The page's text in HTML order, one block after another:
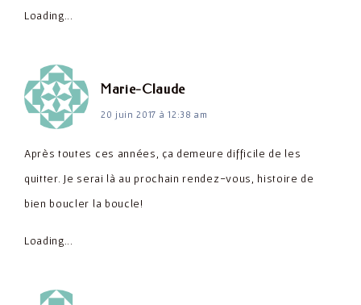
Loading...
Marie-Claudedit :
20 juin 2017 à 12:38 am
Après toutes ces années, ça demeure difficile de les
quitter. Je serai là au prochain rendez-vous, histoire de
bien boucler la boucle!
Loading...